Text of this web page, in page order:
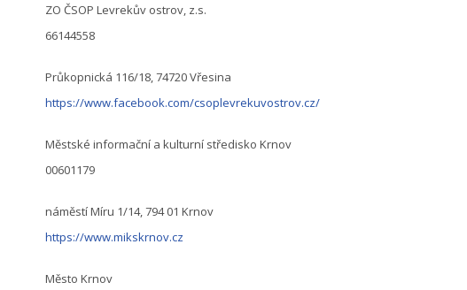
ZO ČSOP Levrekův ostrov, z.s.
66144558
Průkopnická 116/18, 74720 Vřesina
https://www.facebook.com/csoplevrekuvostrov.cz/
Městské informační a kulturní středisko Krnov
00601179
náměstí Míru 1/14, 794 01 Krnov
https://www.mikskrnov.cz
Město Krnov